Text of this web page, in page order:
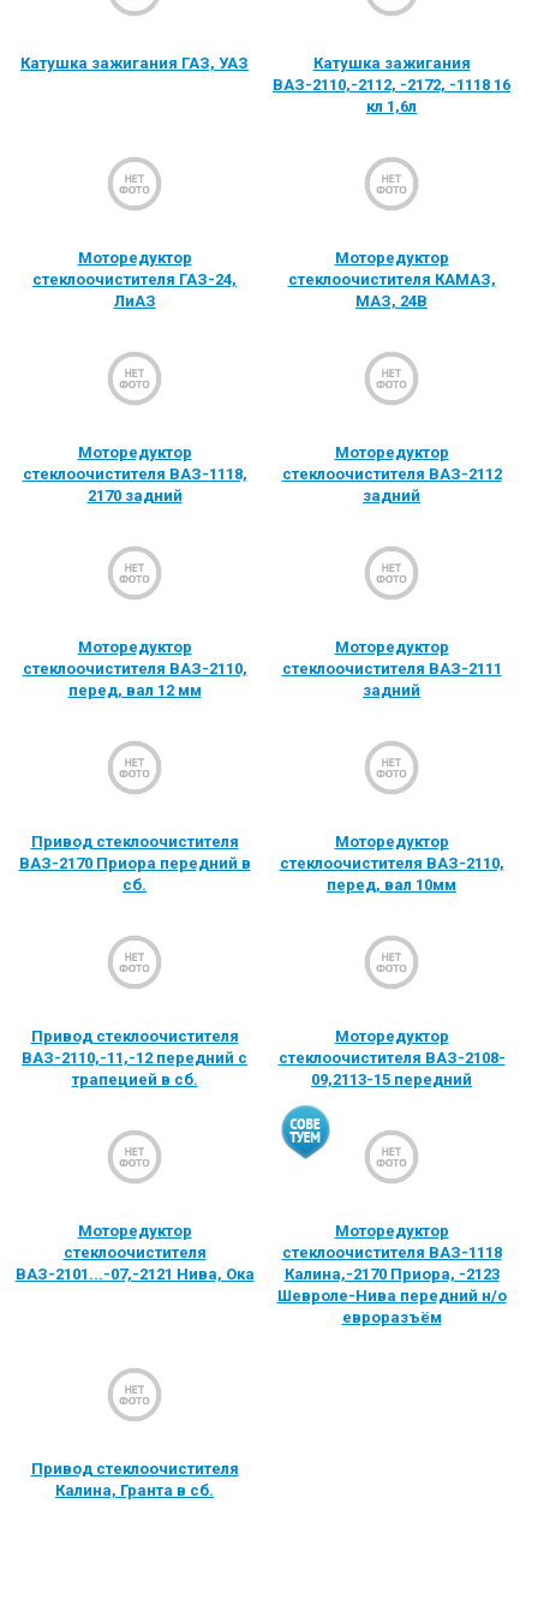
Катушка зажигания ГАЗ, УАЗ
Катушка зажигания
ВАЗ-2110,-2112, -2172, -1118 16
кл 1,6л
Моторедуктор
стеклоочистителя ГАЗ-24,
ЛиАЗ
Моторедуктор
стеклоочистителя КАМАЗ,
МАЗ, 24В
Моторедуктор
стеклоочистителя ВАЗ-1118,
2170 задний
Моторедуктор
стеклоочистителя ВАЗ-2112
задний
Моторедуктор
стеклоочистителя ВАЗ-2110,
перед, вал 12 мм
Моторедуктор
стеклоочистителя ВАЗ-2111
задний
Привод стеклоочистителя
ВАЗ-2170 Приора передний в
сб.
Моторедуктор
стеклоочистителя ВАЗ-2110,
перед, вал 10мм
Привод стеклоочистителя
ВАЗ-2110,-11,-12 передний с
трапецией в сб.
Моторедуктор
стеклоочистителя ВАЗ-2108-
09,2113-15 передний
Моторедуктор
стеклоочистителя
ВАЗ-2101...-07,-2121 Нива, Ока
Моторедуктор
стеклоочистителя ВАЗ-1118
Калина,-2170 Приора, -2123
Шевроле-Нива передний н/о
евроразъём
Привод стеклоочистителя
Калина, Гранта в сб.